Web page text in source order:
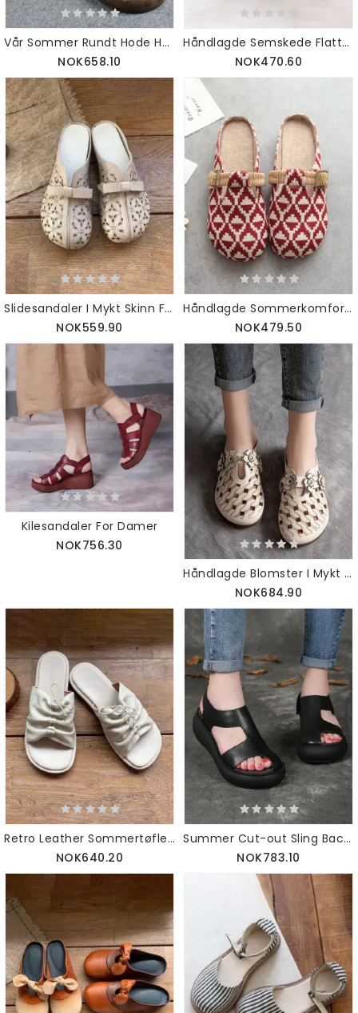
Vår Sommer Rundt Hode Hule Sandalstøvler
NOK658.10
Håndlagde Semskede Flattøfler For Kvinner
NOK470.60
Slidesandaler I Mykt Skinn For Kvinner
NOK559.90
Håndlagde Sommerkomfortable Lintøfler
NOK479.50
Kilesandaler For Damer
NOK756.30
Håndlagde Blomster I Mykt Skinn
NOK684.90
Retro Leather Sommertøfler Beige
NOK640.20
Summer Cut-out Sling Back Platform Sandaler
NOK783.10